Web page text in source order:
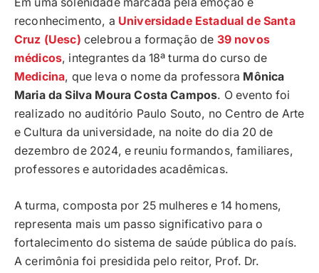
reconhecimento, a Universidade Estadual de Santa
Cruz (Uesc) celebrou a formação de 39 novos
médicos, integrantes da 18ª turma do curso de
Medicina, que leva o nome da professora Mônica
Maria da Silva Moura Costa Campos. O evento foi
realizado no auditório Paulo Souto, no Centro de Arte
e Cultura da universidade, na noite do dia 20 de
dezembro de 2024, e reuniu formandos, familiares,
professores e autoridades acadêmicas.
A turma, composta por 25 mulheres e 14 homens,
representa mais um passo significativo para o
fortalecimento do sistema de saúde pública do país.
A cerimônia foi presidida pelo reitor, Prof. Dr.